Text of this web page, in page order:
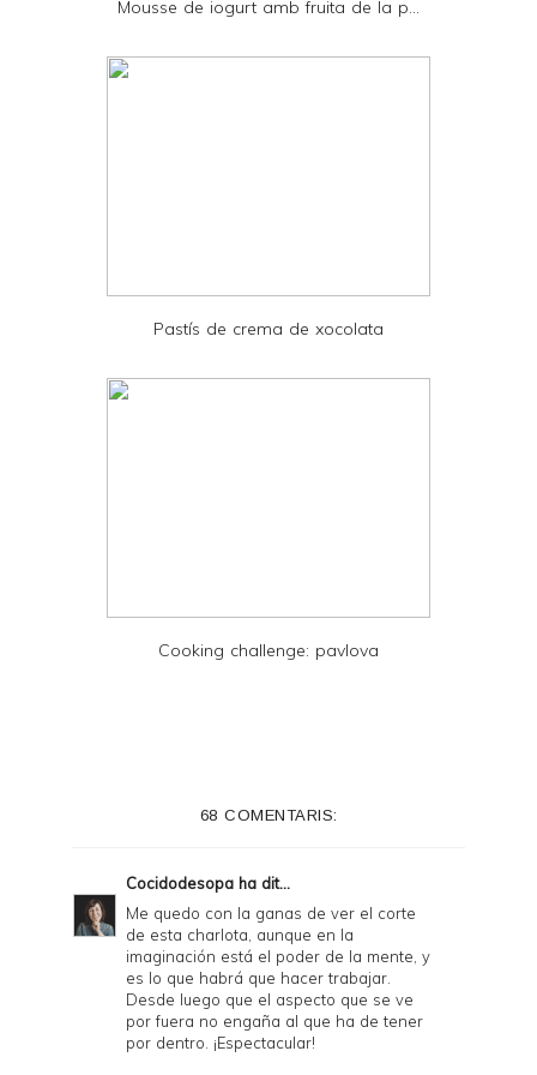
d
Mousse de iogurt amb fruita de la p...
Pastís de crema de xocolata
Cooking challenge: pavlova
68 COMENTARIS:
Cocidodesopa ha dit...
Me quedo con la ganas de ver el corte
de esta charlota, aunque en la
imaginación está el poder de la mente, y
es lo que habrá que hacer trabajar.
Desde luego que el aspecto que se ve
por fuera no engaña al que ha de tener
por dentro. ¡Espectacular!